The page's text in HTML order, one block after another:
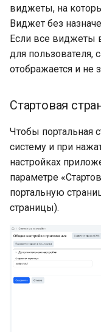
виджеты, на
Виджет без
Если все виджеты
для пользователя,
отображается и не
Стартовая
Чтобы портальная
систему и при
настройках
параметре
портальную
страницы).